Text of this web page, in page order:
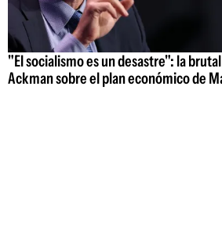
"El socialismo es un desastre": la
Ackman sobre el plan económico de